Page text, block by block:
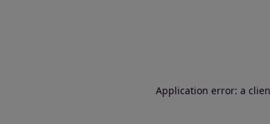
Application error: a